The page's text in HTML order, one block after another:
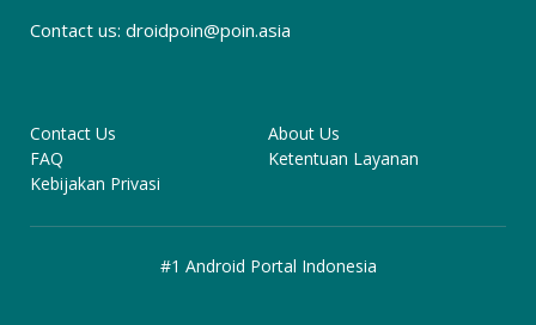
Contact us: droidpoin@poin.asia
Contact Us
About Us
FAQ
Ketentuan Layanan
Kebijakan Privasi
#1 Android Portal Indonesia